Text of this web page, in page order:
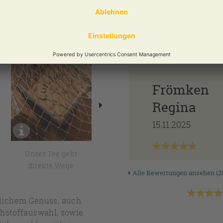
Unser Tee geht
direkte Wege
Genuss, auch
sowie
Frömken
Regina
15.11.2025
Alle Bewertungen ansehen